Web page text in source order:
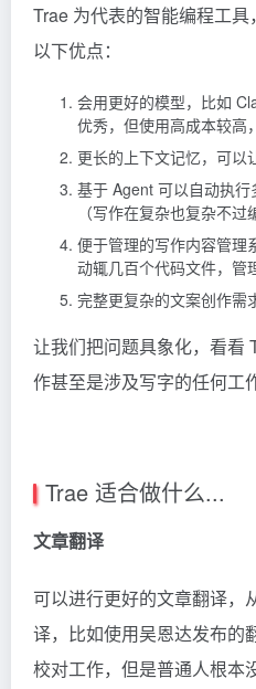
Trae 为代表的智能编程工
以下优点：
会用更好的模型，比如
优秀，但使用高成本较高
更长的上下文记忆，可以
基于 Agent 可以自动执
（写作在复杂也复杂不过
便于管理的写作内容管理
动辄几百个代码文件，管
完整更复杂的文案创作需
让我们把问题具象化，看看
作甚至是涉及写字的任何工
Trae 适合做什么...
文章翻译
可以进行更好的文章翻译，
译，比如使用吴恩达发布的
校对工作，但是普通人根本